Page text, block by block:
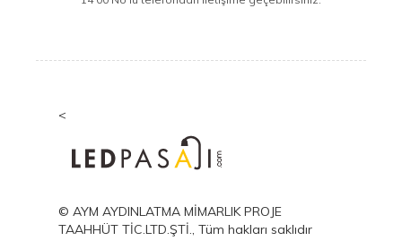
<
© AYM AYDINLATMA MİMARLIK PROJE
TAAHHÜT TİC.LTD.ŞTİ., Tüm hakları saklıdır